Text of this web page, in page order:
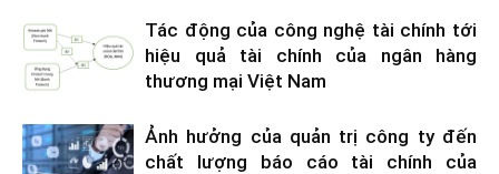
Tác động của công nghệ tài chính tới
hiệu quả tài chính của ngân hàng
thương mại Việt Nam
Ảnh hưởng của quản trị công ty đến
chất lượng báo cáo tài chính của